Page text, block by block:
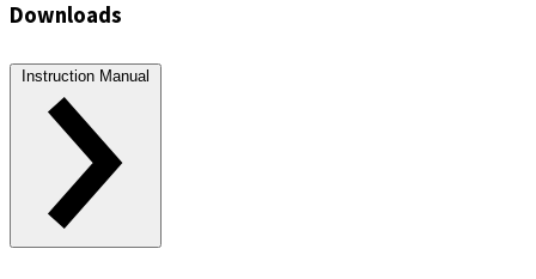
Downloads
Instruction Manual